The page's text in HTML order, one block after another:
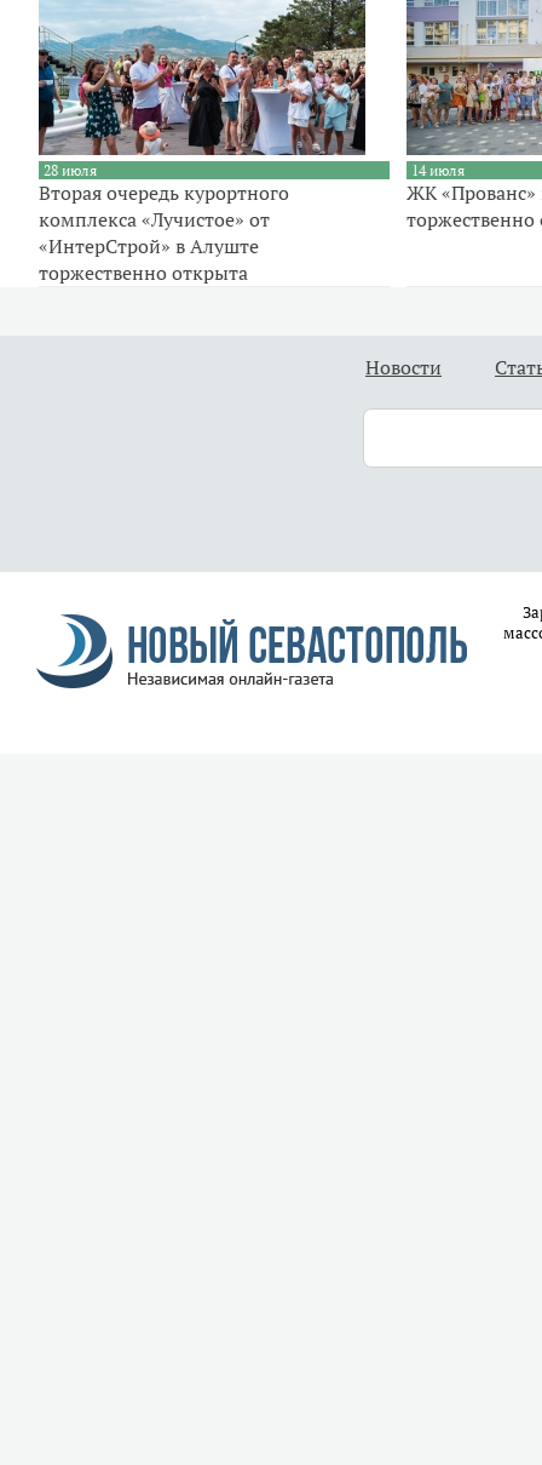
28 июля
Вторая очередь курортного
комплекса «Лучистое» от
«ИнтерСтрой» в Алуште
торжественно открыта
14 июля
ЖК «Прованс»
торжественно
Новости